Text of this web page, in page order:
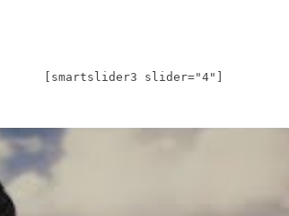
[smartslider3 slider="4"]